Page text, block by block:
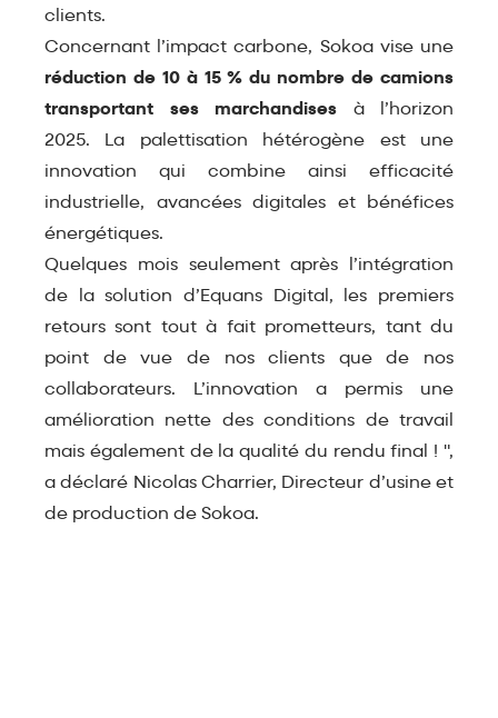
clients.
Concernant l’impact carbone, Sokoa vise une
réduction de 10 à 15 % du nombre de camions
transportant ses marchandises à l’horizon
2025. La palettisation hétérogène est une
innovation qui combine ainsi efficacité
industrielle, avancées digitales et bénéfices
énergétiques.
Quelques mois seulement après l’intégration
de la solution d’Equans Digital, les premiers
retours sont tout à fait prometteurs, tant du
point de vue de nos clients que de nos
collaborateurs. L’innovation a permis une
amélioration nette des conditions de travail
mais également de la qualité du rendu final ! ",
a déclaré Nicolas Charrier, Directeur d’usine et
de production de Sokoa.